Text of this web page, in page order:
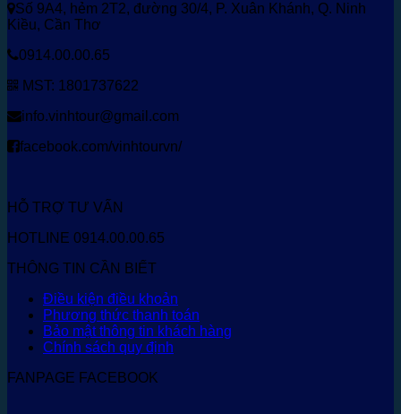
Số 9A4, hẻm 2T2, đường 30/4, P. Xuân Khánh, Q. Ninh
Kiều, Cần Thơ
0914.00.00.65
MST: 1801737622
info.vinhtour@gmail.com
facebook.com/vinhtourvn/
HỖ TRỢ TƯ VẤN
HOTLINE 0914.00.00.65
THÔNG TIN CẦN BIẾT
Điều kiện điều khoản
Phương thức thanh toán
Bảo mật thông tin khách hàng
Chính sách quy định
FANPAGE FACEBOOK